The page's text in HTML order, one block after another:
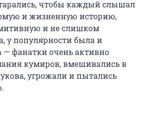
чтобы каждый слышал
и жизненную историю,
и не слишком
у популярности была и
— фанатки очень активно
кумиров, вмешивались в
угрожали и пытались